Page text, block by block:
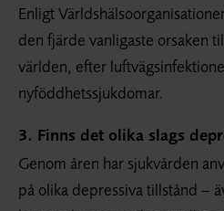
Enligt
den fjärde vanligaste orsaken
världen, efter
nyföddhetssjukdomar.
3. Finns det olika slags
Genom åren har sjukvården
på olika depressiva tillstånd –